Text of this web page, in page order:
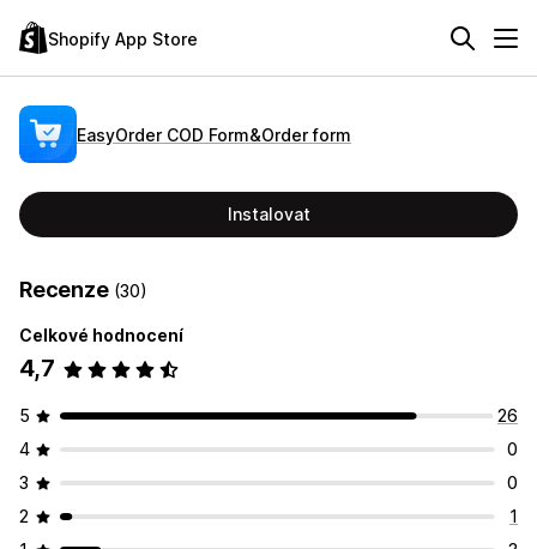
Shopify App Store
EasyOrder COD Form&Order form
Instalovat
Recenze (30)
Celkové hodnocení
4,7
5
26
4
0
3
0
2
1